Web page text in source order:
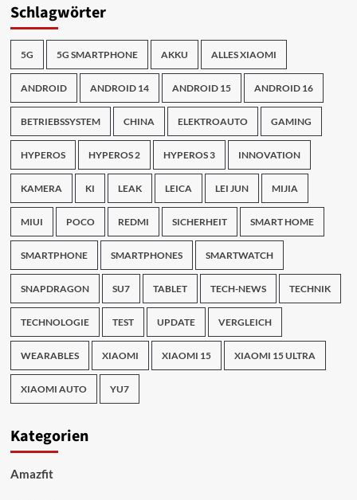
Schlagwörter
5G 5G SMARTPHONE AKKU ALLES XIAOMI
ANDROID ANDROID 14 ANDROID 15 ANDROID 16
BETRIEBSSYSTEM CHINA ELEKTROAUTO GAMING
HYPEROS HYPEROS 2 HYPEROS 3 INNOVATION
KAMERA KI LEAK LEICA LEI JUN MIJIA
MIUI POCO REDMI SICHERHEIT SMART HOME
SMARTPHONE SMARTPHONES SMARTWATCH
SNAPDRAGON SU7 TABLET TECH-NEWS TECHNIK
TECHNOLOGIE TEST UPDATE VERGLEICH
WEARABLES XIAOMI XIAOMI 15 XIAOMI 15 ULTRA
XIAOMI AUTO YU7
Kategorien
Amazfit